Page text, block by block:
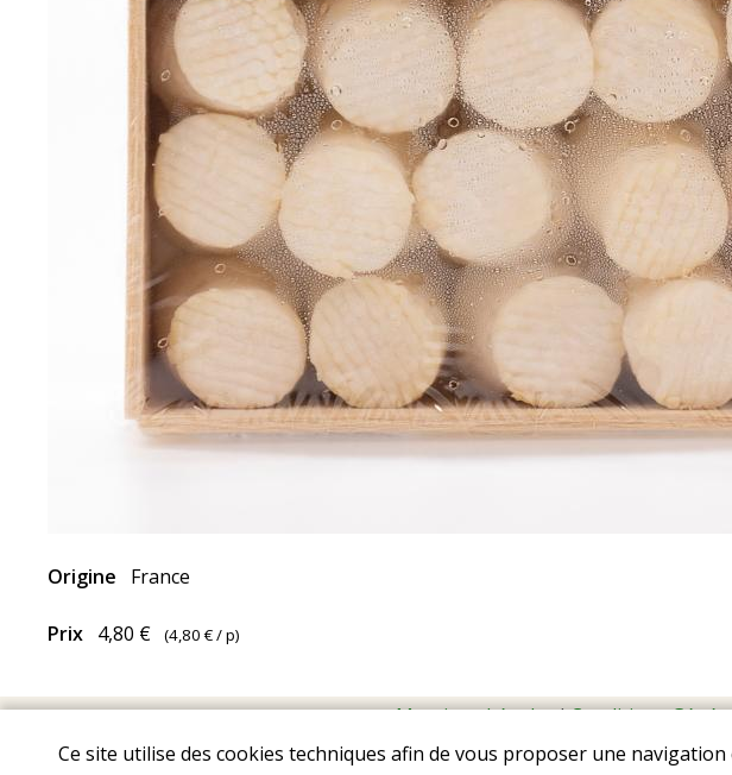
Origine France
Prix 4,80 € (4,80 €/ p)
Mentions LégalesIConditions
Ce site utilise des cookies techniques afin de vous proposer une